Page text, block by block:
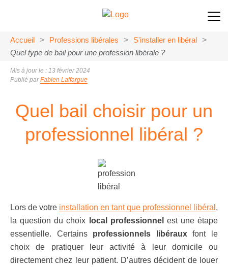
Accueil > Professions libérales > S'installer en libéral
>
Quel type de bail pour une profession libérale ?
Mis à jour le : 13 février 2024
Publié parFabien Laffargue
Quel bail choisir pour un
professionnel libéral ?
Lors de votre installation en tant que professionnel libéral ,
la question du choix
local professionnel est une étape
essentielle. Certains professionnels libérauxfont le
choix de pratiquer leur activité à leur domicile ou
directement chez leur patient. D’autres décident de louer